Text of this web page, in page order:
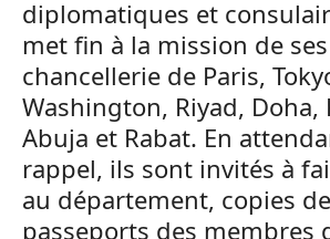
diplomatiques et
met fin à la mission de
chancellerie de Paris,
Washington, Riyad, Doha,
Abuja et Rabat. En
rappel, ils sont invités à
au département, copies
passeports des membres